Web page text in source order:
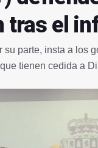
tras el
su parte, insta a los
tienen cedida a